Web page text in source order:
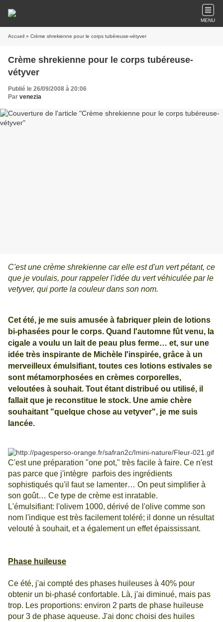
MENU
Accueil » Crème shrekienne pour le corps tubéreuse-vétyver
Crème shrekienne pour le corps tubéreuse-
vétyver
Publié le 26/09/2008 à 20:06
Par venezia
C'est une crème shrekienne car elle est d'un vert pétant, ce
que je voulais, pour rappeler l'idée du vert véhiculée par le
vetyver, qui porte la couleur dans son nom.
Cet été, je me suis amusée à fabriquer plein de lotions
bi-phasées pour le corps. Quand l'automne fût venu, la
cigale a voulu un lait de peau plus ferme… et, sur une
idée très inspirante de Michèle l'inspirée, grâce à un
merveilleux émulsifiant, toutes ces lotions estivales se
sont métamorphosées en crèmes corporelles,
veloutées à souhait. Tout étant distribué ou utilisé, il
fallait que je reconstitue le stock. Une amie chère
souhaitant "quelque chose au vetyver", je me suis
lancée.
C'est une préparation "one pot," très facile à faire. Ce n'est
pas parce que j'intègre parfois des ingrédients
sophistiqués qu'il faut se lamenter… On peut simplifier à
son goût… Ce type de crème est inratable.
L'émulsifiant: l'olivem 1000, dérivé de l'olive comme son
nom l'indique est très facilement toléré; il donne un résultat
velouté à souhait, et a également un effet épaississant.
Phase huileuse
Ce été, j'ai compté des phases huileuses à 40% pour
obtenir un bi-phasé confortable. Là, j'ai diminué, mais pas
trop. Les proportions: environ 2 parts de phase huileuse
pour 3 de phase aqueuse. J'ai donc choisi des huiles